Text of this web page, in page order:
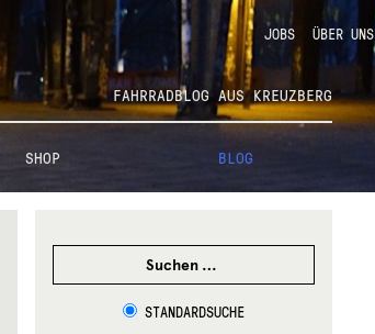
FAHRRADBLOG AUS KREUZBERG
JOBS ÜBER UNS
SHOP BLOG
STANDARDSUCHE